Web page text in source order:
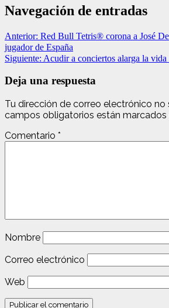
Navegación de entradas
Anterior: Red Bull Tetris® corona a José
jugador de España
Siguiente: Acudir a conciertos alarga la vida
Deja una respuesta
Tu dirección de correo electrónico no
campos obligatorios están marcados
Comentario *
Nombre
Correo electrónico
Web